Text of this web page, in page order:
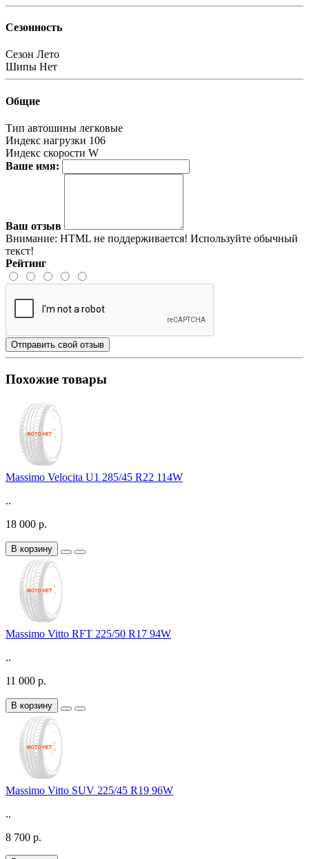
Сезонность
Сезон Лето
Шипы Нет
Общие
Тип автошины легковые
Индекс нагрузки 106
Индекс скорости W
Ваше имя:
Ваш отзыв
Внимание: HTML не поддерживается! Используйте обычный
текст!
Рейтинг
Отправить свой отзыв
Похожие товары
Massimo Velocita U1 285/45 R22 114W
..
18 000 р.
В корзину
Massimo Vitto RFT 225/50 R17 94W
..
11 000 р.
В корзину
Massimo Vitto SUV 225/45 R19 96W
..
8 700 р.